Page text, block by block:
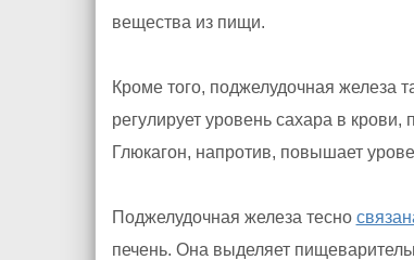
вещества из пищи.
Кроме того, поджелудочная железа
регулирует уровень сахара в крови,
Глюкагон, напротив, повышает
Поджелудочная железа тесно
печень. Она выделяет